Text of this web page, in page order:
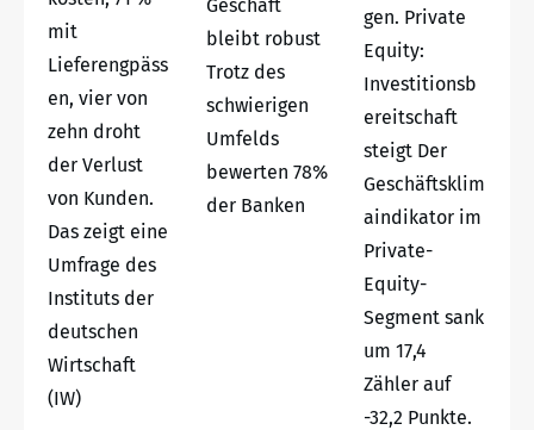
mit
Lieferengpäss
en, vier von
zehn droht
der Verlust
von Kunden.
Das zeigt eine
Umfrage des
Instituts der
deutschen
Wirtschaft
(IW)
Geschäft
bleibt robust
Trotz des
schwierigen
Umfelds
bewerten 78%
der Banken
gen. Private
Equity:
Investitionsb
ereitschaft
steigt Der
Geschäftsklim
aindikator im
Private-
Equity-
Segment sank
um 17,4
Zähler auf
-32,2 Punkte.